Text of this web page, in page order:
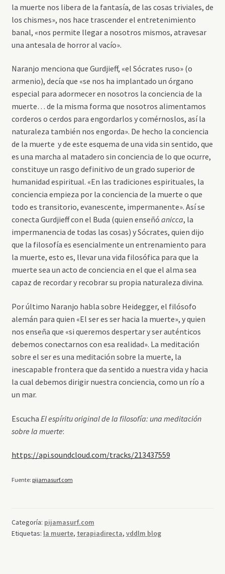
la muerte nos libera de la fantasía, de las cosas triviales, de
los chismes», nos hace trascender el entretenimiento
banal, «nos permite llegar a nosotros mismos, atravesar
una antesala de horror al vacío».
Naranjo menciona que Gurdjieff, «el Sócrates ruso» (o
armenio), decía que «se nos ha implantado un órgano
especial para adormecer en nosotros la conciencia de la
muerte… de la misma forma que nosotros alimentamos
corderos o cerdos para engordarlos y comérnoslos, así la
naturaleza también nos engorda». De hecho la conciencia
de la muerte y de este esquema de una vida sin sentido, que
es una marcha al matadero sin conciencia de lo que ocurre,
constituye un rasgo definitivo de un grado superior de
humanidad espiritual. «En las tradiciones espirituales, la
conciencia empieza por la conciencia de la muerte o que
todo es transitorio, evanescente, impermanente». Así se
conecta Gurdjieff con el Buda (quien enseñó anicca, la
impermanencia de todas las cosas) y Sócrates, quien dijo
que la filosofía es esencialmente un entrenamiento para
la muerte, esto es, llevar una vida filosófica para que la
muerte sea un acto de conciencia en el que el alma sea
capaz de recordar y recobrar su propia naturaleza divina.
Por último Naranjo habla sobre Heidegger, el filósofo
alemán para quien «El ser es ser hacia la muerte», y quien
nos enseña que «si queremos despertar y ser auténticos
debemos conectarnos con esa realidad». La meditación
sobre el ser es una meditación sobre la muerte, la
inescapable frontera que da sentido a nuestra vida y hacia
la cual debemos dirigir nuestra conciencia, como un río a
un mar.
Escucha El espíritu original de la filosofía: una meditación
sobre la muerte:
https://api.soundcloud.com/tracks/213437559
Fuente: pijamasurf.com
Categoría: pijamasurf.com
Etiquetas: la muerte, terapiadirecta, vddlm blog